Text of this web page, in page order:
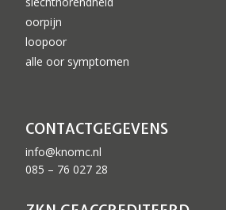
oorpijn
loopoor
alle oor symptomen
CONTACTGEGEVENS
info@knomc.nl
085 – 76 027 28